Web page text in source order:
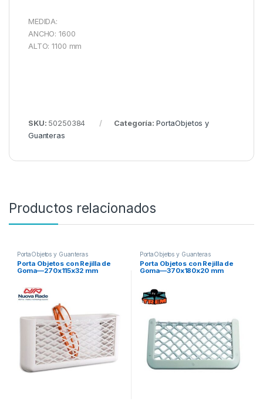
MEDIDA:
ANCHO: 1600
ALTO: 1100 mm
SKU: 50250384 Categoría: PortaObjetos y
Guanteras
Productos relacionados
PortaObjetos y Guanteras
Porta Objetos con Rejilla de
Goma—270x115x32 mm
PortaObjetos y Guanteras
Porta Objetos con Rejilla de
Goma—370x180x20 mm